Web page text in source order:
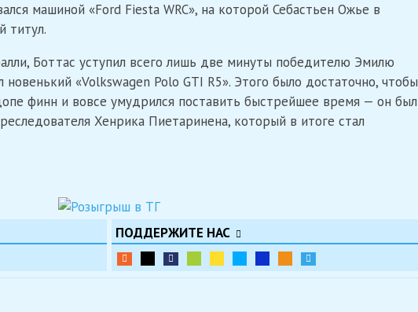
машиной «Ford Fiesta WRC», на которой Себастьен Ожье в
титул.
Боттас уступил всего лишь две минуты победителю Эмилю
«Volkswagen Polo GTI R5». Этого было достаточно, чтобы
финн и вовсе умудрился поставить быстрейшее время — он был
Хенрика Пиетаринена, который в итоге стал
ПОДДЕРЖИТЕ НАС